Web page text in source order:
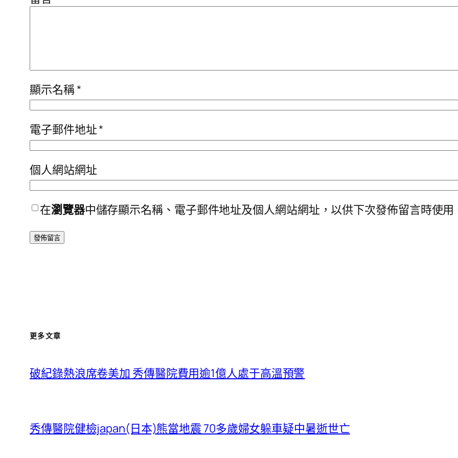
顯示名稱*
電子郵件地址*
個人網站網址
在瀏覽器中儲存顯示名稱、電子郵件地址及個人網站網址，以供下次發佈留言時使用
更多文章
破紀錄熱浪席卷美加 秀傳醫院費用逾1億人處于高溫預警
秀傳醫院健檢japan(日本)熊當地震 70多歲婦女躲車疑中暑逝世亡